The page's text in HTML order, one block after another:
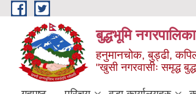
Skip to main content
बुद्धभूमि
हनुमानचोक, बुड्ढी,
"खुसी नगरवासीः समृद्ध